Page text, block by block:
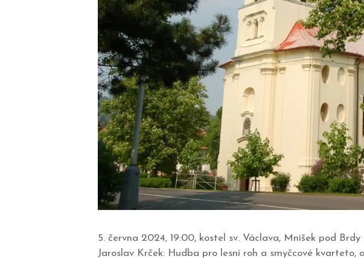
5. června 2024, 19:00, kostel sv. Václava, Mníšek pod
Jaroslav Krček: Hudba pro lesní roh a smyčcové kvarteto,